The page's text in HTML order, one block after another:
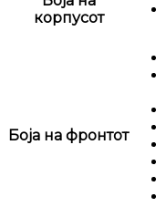
корпусот
Боја на фронтот